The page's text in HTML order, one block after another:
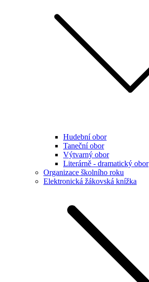
Hudební obor
Taneční obor
Výtvarný obor
Literárně - dramatický obor
Organizace školního roku
Elektronická žákovská knížka